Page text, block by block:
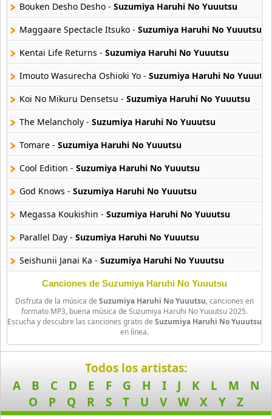
6 músicas online
Akikan
15 músicas online
Alejandro Arnais
3 músicas online
Amaenaideyo
26 músicas online
Amagami Ss
50 músicas online
Amatsuki
20 músicas online
Angel Beats
39 músicas online
Angel Heart
36 músicas online
Angel Sanctuary
19 músicas online
3 músicas online
Bouken Desho Desho - Suzumiya Haruhi No Yuuutsu
Maggaare Spectacle Itsuko - Suzumiya Haruhi No Yuuutsu
Kentai Life Returns - Suzumiya Haruhi No Yuuutsu
Imouto Wasurecha Oshioki Yo - Suzumiya Haruhi No Yuuutsu
Koi No Mikuru Densetsu - Suzumiya Haruhi No Yuuutsu
The Melancholy - Suzumiya Haruhi No Yuuutsu
Tomare - Suzumiya Haruhi No Yuuutsu
Cool Edition - Suzumiya Haruhi No Yuuutsu
God Knows - Suzumiya Haruhi No Yuuutsu
Megassa Koukishin - Suzumiya Haruhi No Yuuutsu
Parallel Day - Suzumiya Haruhi No Yuuutsu
Seishunii Janai Ka - Suzumiya Haruhi No Yuuutsu
Sos Nara Daijoubu -Suzumiya Haruhi No Yuuutsu
Super Driver -Suzumiya Haruhi No Yuuutsu
Unmeiteki Jiken No Koufuku -Suzumiya Haruhi No Yuuutsu
Koyubi De Gyutsu -Suzumiya Haruhi No Yuuutsu
Maggaare Spectacle -Suzumiya Haruhi No Yuuutsu
Select -Suzumiya Haruhi No Yuuutsu
Canciones de Suzumiya Haruhi No Yuuutsu
Disfruta de la música de Suzumiya Haruhi No Yuuutsu, canciones en
formato MP3, buena música de Suzumiya Haruhi No Yuuutsu 2025.
Escucha y descubre las canciones gratis de Suzumiya Haruhi No Yuuutsu
en línea.
Todos los artistas:
A
B C D E F G H I J K L M
N
O
P Q R S T U V W X Y Z